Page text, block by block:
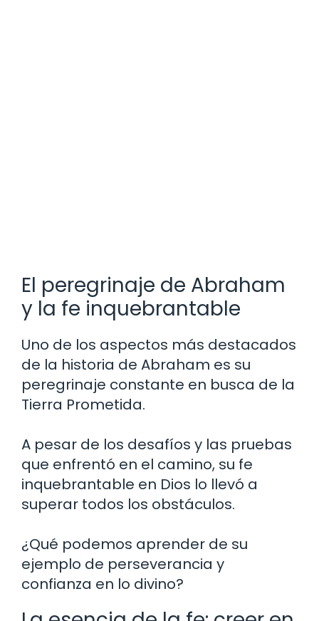
El peregrinaje de Abraham
y la fe inquebrantable
Uno de los aspectos más destacados
de la historia de Abraham es su
peregrinaje constante en busca de la
Tierra Prometida.
A pesar de los desafíos y las pruebas
que enfrentó en el camino, su fe
inquebrantable en Dios lo llevó a
superar todos los obstáculos.
¿Qué podemos aprender de su
ejemplo de perseverancia y
confianza en lo divino?